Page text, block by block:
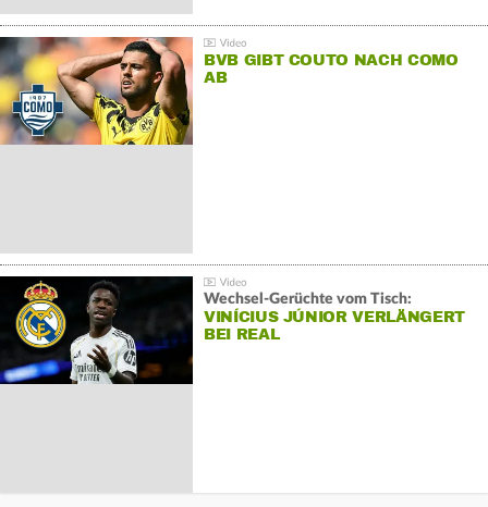
BVB GIBT COUTO NACH COMO
AB
Wechsel-Gerüchte vom Tisch:
VINÍCIUS JÚNIOR VERLÄNGERT
BEI REAL